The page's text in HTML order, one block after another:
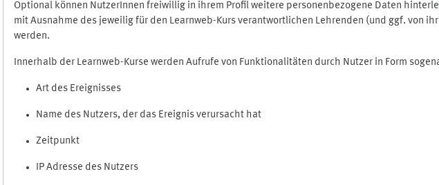
Optional können NutzerInnen freiwillig in ihrem Profil weitere personenbezogene Daten
mit Ausnahme des jeweilig für den Learnweb-Kurs verantwortlichen Lehrenden (und ggf. von
werden.
Innerhalb der Learnweb-Kurse werden Aufrufe von Funktionalitäten durch Nutzer in Form
Art des Ereignisses
Name des Nutzers, der das Ereignis verursacht hat
Zeitpunkt
IP Adresse des Nutzers